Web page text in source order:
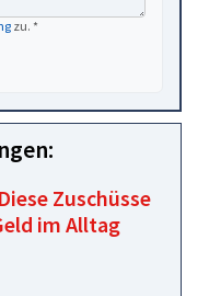
zu. *
Zuschüsse
im Alltag